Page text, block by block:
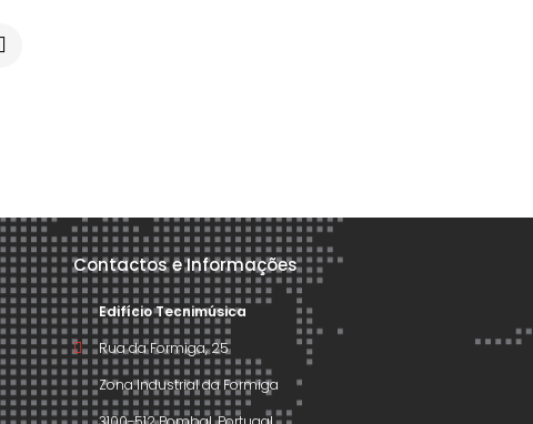
Contactos e Informações
Edifício Tecnimúsica
Rua da Formiga, 25
Zona Industrial da Formiga